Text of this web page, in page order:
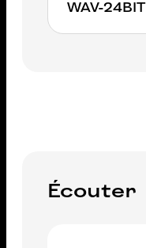
WAV-24BIT
Écouter